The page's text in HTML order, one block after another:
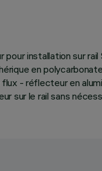
installation sur
en
- réflecteur en
sur le rail sans